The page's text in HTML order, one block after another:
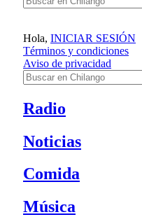
Hola, INICIAR SESIÓN
Términos y condiciones
Aviso de privacidad
Radio
Noticias
Comida
Música